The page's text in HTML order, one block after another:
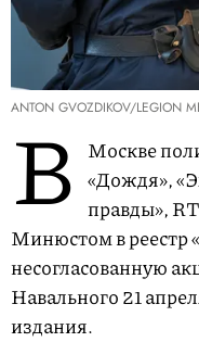
ANTON GVOZDIKOV/LEGION
В
Москве
«Дождя»,
правды»,
Минюстом в реестр
несогласованную
Навального 21
издания.